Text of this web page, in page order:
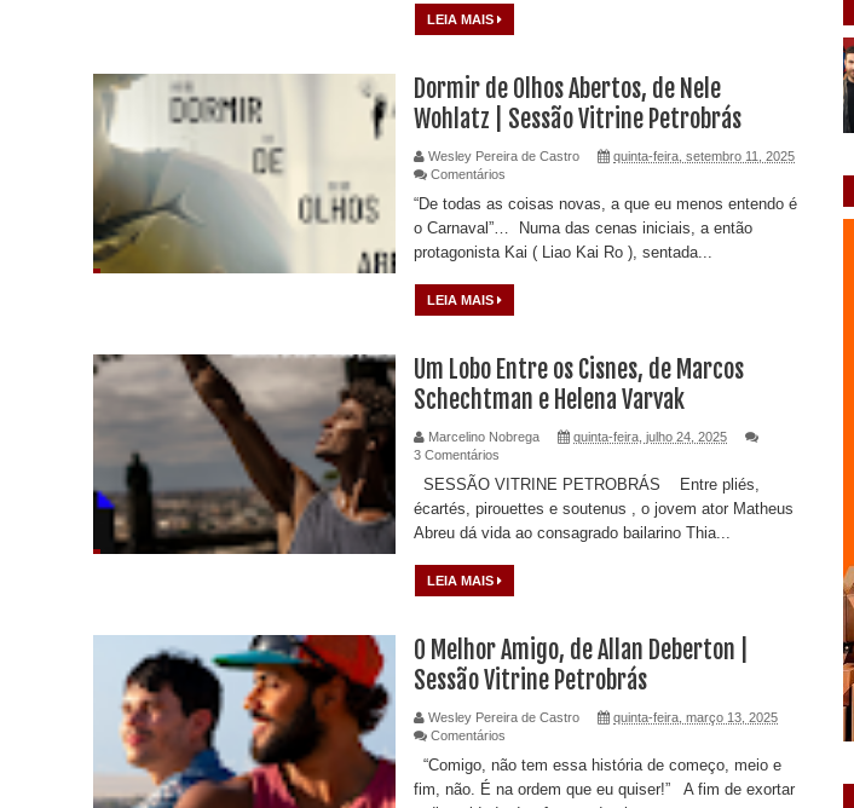
LEIA MAIS
Dormir de Olhos Abertos, de Nele
Wohlatz | Sessão Vitrine Petrobrás
Wesley Pereira de Castro
quinta-feira, setembro 11, 2025
Comentários
“De todas as coisas novas, a que eu menos entendo é
o Carnaval”… Numa das cenas iniciais, a então
protagonista Kai ( Liao Kai Ro ), sentada...
LEIA MAIS
Um Lobo Entre os Cisnes, de Marcos
Schechtman e Helena Varvak
Marcelino Nobrega
quinta-feira, julho 24, 2025
3 Comentários
SESSÃO VITRINE PETROBRÁS Entre pliés,
écartés, pirouettes e soutenus , o jovem ator Matheus
Abreu dá vida ao consagrado bailarino Thia...
LEIA MAIS
O Melhor Amigo, de Allan Deberton |
Sessão Vitrine Petrobrás
Wesley Pereira de Castro
quinta-feira, março 13, 2025
Comentários
“Comigo, não tem essa história de começo, meio e
fim, não. É na ordem que eu quiser!” A fim de exortar